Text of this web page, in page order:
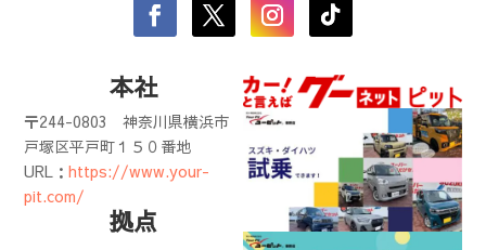
本社
〒244-0803神奈川県横浜市
戸塚区平戸町１５０番地
URL：https://www.your-
pit.com/
拠点